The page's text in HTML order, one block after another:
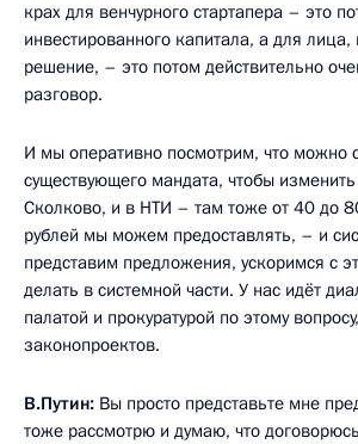
крах для венчурного стартапера – это
инвестированного капитала, а для
решение, – это потом действительно
разговор.
И мы оперативно посмотрим, что можно
существующего мандата, чтобы
Сколково, и в НТИ – там тоже от 40 до
рублей мы можем предоставлять, – и
представим предложения, ускоримся с
делать в системной части. У нас идёт
палатой и прокуратурой по этому
законопроектов.
В.Путин: Вы просто представьте мне
тоже рассмотрю и думаю, что